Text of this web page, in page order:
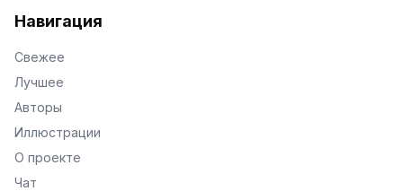
Навигация
Свежее
Лучшее
Авторы
Иллюстрации
О проекте
Чат